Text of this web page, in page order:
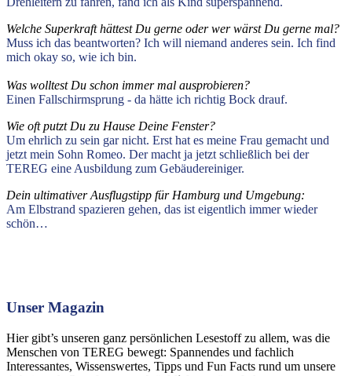
Welche Superkraft hättest Du gerne oder wer wärst Du gerne mal?
Muss ich das beantworten? Ich will niemand anderes sein. Ich find
mich okay so, wie ich bin.
Was wolltest Du schon immer mal ausprobieren?
Einen Fallschirmsprung - da hätte ich richtig Bock drauf.
Wie oft putzt Du zu Hause Deine Fenster?
Um ehrlich zu sein gar nicht. Erst hat es meine Frau gemacht und
jetzt mein Sohn Romeo. Der macht ja jetzt schließlich bei der
TEREG eine Ausbildung zum Gebäudereiniger.
Dein ultimativer Ausflugstipp für Hamburg und Umgebung:
Am Elbstrand spazieren gehen, das ist eigentlich immer wieder
schön…
Unser Magazin
Hier gibt’s unseren ganz persönlichen Lesestoff zu allem, was die
Menschen von TEREG bewegt: Spannendes und fachlich
Interessantes, Wissenswertes, Tipps und Fun Facts rund um unsere